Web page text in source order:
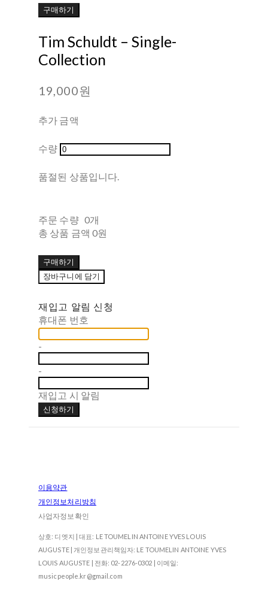
구매하기
Tim Schuldt ‎– Single-
Collection
19,000원
추가 금액
수량
품절된 상품입니다.
주문 수량 0개
총 상품 금액 0원
구매하기
장바구니에 담기
재입고 알림 신청
휴대폰 번호
-
-
재입고 시 알림
신청하기
이용약관
개인정보처리방침
사업자정보확인
상호: 디엣지 | 대표: LE TOUMELIN ANTOINE YVES LOUIS
AUGUSTE | 개인정보관리책임자: LE TOUMELIN ANTOINE YVES
LOUIS AUGUSTE | 전화: 02-2276-0302 | 이메일:
musicpeople.kr@gmail.com